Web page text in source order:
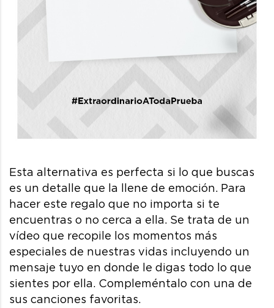
Esta alternativa es perfecta si lo que buscas
es un detalle que la llene de emoción. Para
hacer este regalo que no importa si te
encuentras o no cerca a ella. Se trata de un
vídeo que recopile los momentos más
especiales de nuestras vidas incluyendo un
mensaje tuyo en donde le digas todo lo que
sientes por ella. Compleméntalo con una de
sus canciones favoritas.